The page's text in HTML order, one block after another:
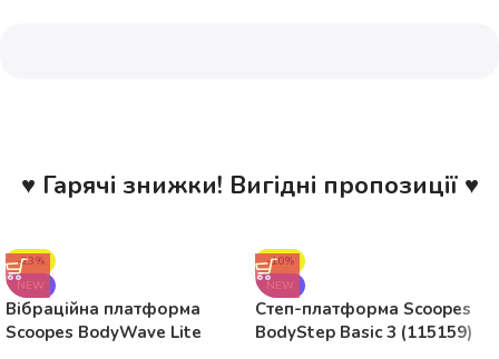
♥ Гарячі знижки! Вигідні пропозиції ♥
-23%
NEW
Вібраційна платформа
Scoopes BodyWave Lite
-10%
NEW
Степ-платформа Scoopes
BodyStep Basic 3 (115159)